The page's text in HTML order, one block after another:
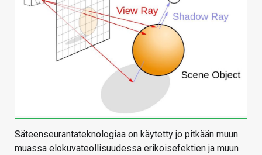
Säteenseurantateknologiaa on käytetty jo pitkään muun
muassa elokuvateollisuudessa erikoisefektien ja muun